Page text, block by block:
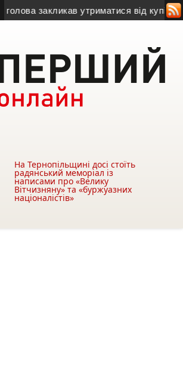
закликав утриматися від купівлі
На Тернопільщині досі стоїть
радянський меморіал із
написами про «Велику
Вітчизняну» та «буржуазних
націоналістів»